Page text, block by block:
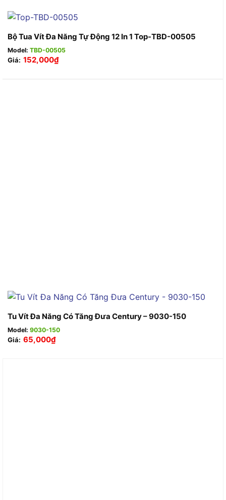
Bộ Tua Vít Đa Năng Tự Động 12 In 1 Top-TBD-00505
Model: TBD-00505
Giá: 152,000₫
Tu Vít Đa Năng Có Tăng Đưa Century – 9030-150
Model: 9030-150
Giá: 65,000₫